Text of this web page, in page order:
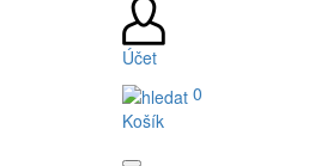
Účet
0
Košík